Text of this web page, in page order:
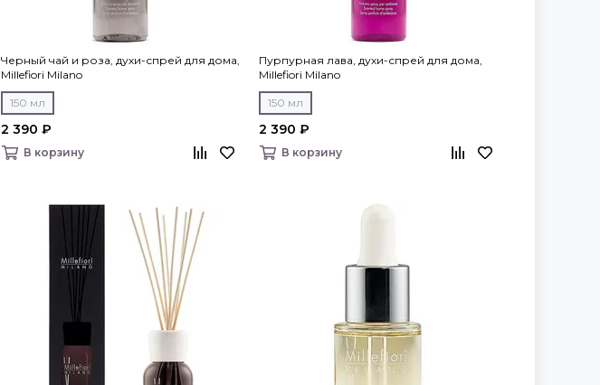
Черный чай и роза, духи-спрей для дома,
Millefiori Milano
150 мл
2 390 ₽
В корзину
Пурпурная лава, духи-спрей для дома,
Millefiori Milano
150 мл
2 390 ₽
В корзину